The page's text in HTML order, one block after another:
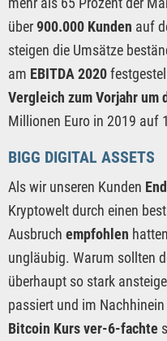
über900.000 Kunden auf
steigen die Umsätze
am EBITDA 2020
Vergleich zum Vorjahr um
Millionen Euro in 2019 auf
BIGG DIGITAL ASSETS
Als wir unseren Kunden
Kryptowelt durch einen
Ausbruch empfohlen
ungläubig. Warum sollten
überhaupt so stark
passiert und im
Bitcoin Kurs ver-6-fachte